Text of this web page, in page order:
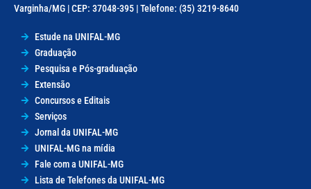
Varginha/MG | CEP: 37048-395 | Telefone: (35) 3219-8640
Estude na UNIFAL-MG
Graduação
Pesquisa e Pós-graduação
Extensão
Concursos e Editais
Serviços
Jornal da UNIFAL-MG
UNIFAL-MG na mídia
Fale com a UNIFAL-MG
Lista de Telefones da UNIFAL-MG